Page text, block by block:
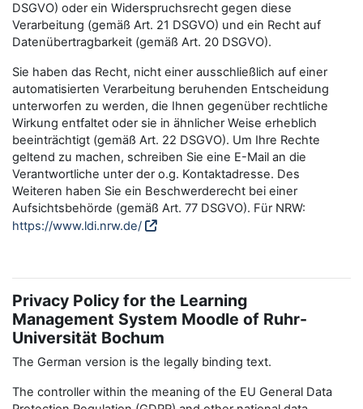
DSGVO) oder ein Widerspruchsrecht gegen diese
Verarbeitung (gemäß Art. 21 DSGVO) und ein Recht auf
Datenübertragbarkeit (gemäß Art. 20 DSGVO).
Sie haben das Recht, nicht einer ausschließlich auf einer
automatisierten Verarbeitung beruhenden Entscheidung
unterworfen zu werden, die Ihnen gegenüber rechtliche
Wirkung entfaltet oder sie in ähnlicher Weise erheblich
beeinträchtigt (gemäß Art. 22 DSGVO). Um Ihre Rechte
geltend zu machen, schreiben Sie eine E-Mail an die
Verantwortliche unter der o.g. Kontaktadresse. Des
Weiteren haben Sie ein Beschwerderecht bei einer
Aufsichtsbehörde (gemäß Art. 77 DSGVO). Für NRW:
https://www.ldi.nrw.de/
Privacy Policy for the Learning
Management System Moodle of Ruhr-
Universität Bochum
The German version is the legally binding text.
The controller within the meaning of the EU General Data